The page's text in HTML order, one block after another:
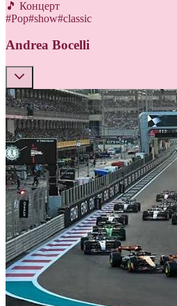
🎵 Концерт
#Pop#show#classic
Andrea Bocelli